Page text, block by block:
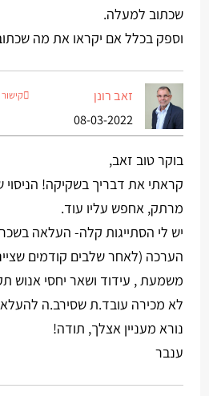
שכתוב למעלה.
וספק בכלל אם יקראו את מה
זאב רונן
08-03-2022
בוקר טוב זאב,
קראתי את דבריך בשקיקה! הניסוי
מרתק, אחפש עליו עוד.
יש לי הסתייגות קלה- העלאה
הערכה (לאחר שלבים קודמים
משמעת , עידוד ושאר יחסי אנוש
לא מכירה עובד.ת שסירב.ה
נורא מעניין אצלך, תודה!
ענבר